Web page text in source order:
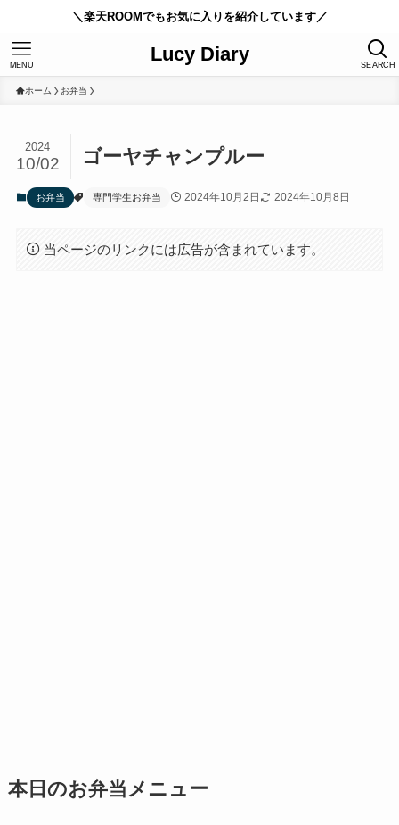
＼楽天ROOMでもお気に入りを紹介しています／
Lucy Diary SEARCH
MENU
ホーム お弁当
ゴーヤチャンプルー
2024
10/02
お弁当 専門学生お弁当 2024年10月2日 2024年10月8日
当ページのリンクには広告が含まれています。
本日のお弁当メニュー